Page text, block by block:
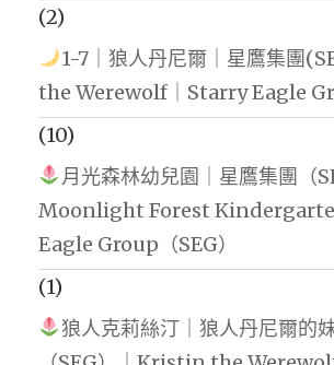
(2)
1-7｜狼人丹尼爾｜星鷹集團
the Werewolf｜Starry Eagle
(10)
月光森林幼兒園｜星鷹集團（
Moonlight Forest
Eagle Group（SEG）
(1)
狼人克莉絲汀｜狼人丹尼爾的